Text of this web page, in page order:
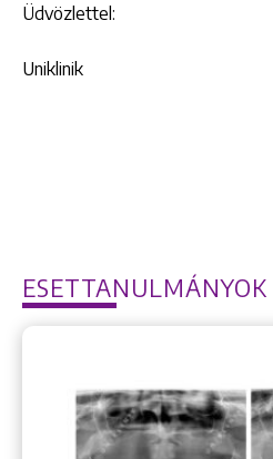
Üdvözlettel:
Uniklinik
ESETTANULMÁNYOK